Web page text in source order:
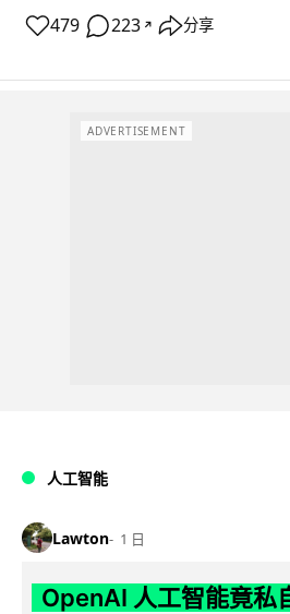
479 223 ↗ 分享
ADVERTISEMENT
人工智能
Lawton 1 日
OpenAI 人工智能竟私